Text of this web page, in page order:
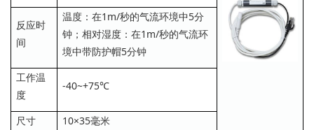
反应时
间
温度：在1m/秒的气流环境中5分
钟；相对湿度：在1m/秒的气流环
境中带防护帽5分钟
工作温
度
-40~+75℃
尺寸
10×35毫米